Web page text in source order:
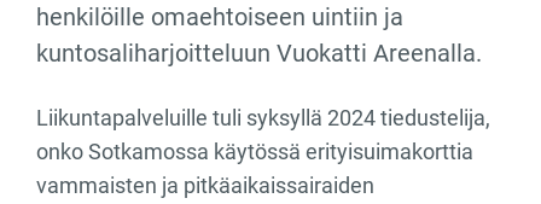
henkilöille omaehtoiseen uintiin ja
kuntosaliharjoitteluun Vuokatti Areenalla.
Liikuntapalveluille tuli syksyllä 2024 tiedustelija,
onko Sotkamossa käytössä erityisuimakorttia
vammaisten ja pitkäaikaissairaiden